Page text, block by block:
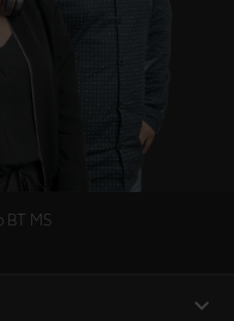
BT MS
expand_more